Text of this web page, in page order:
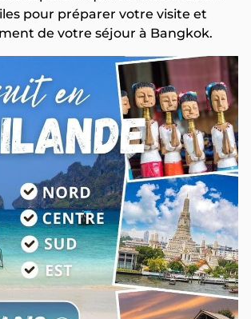
pour préparer votre visite et
de votre séjour à Bangkok.